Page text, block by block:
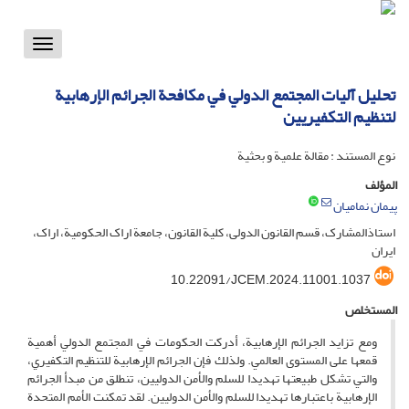
Toggle
تحليل آليات المجتمع الدولي في مكافحة الجرائم الإرهابية
لتنظيم التکفیریین
نوع المستند : مقالة علمية و بحثية
المؤلف
پیمان نمامیان
استاذالمشارک، قسم القانون الدولی، کلية القانون، جامعة اراک الحکومية، اراک،
ایران
10.22091/JCEM.2024.11001.1037
المستخلص
ومع تزايد الجرائم الإرهابية، أدركت الحكومات في المجتمع الدولي أهمية
قمعها على المستوى العالمي. ولذلك فإن الجرائم الإرهابية للتنظيم التكفيري،
والتي تشكل طبيعتها تهديدا للسلم والأمن الدوليين، تنطلق من مبدأ الجرائم
الإرهابية باعتبارها تهديدا للسلم والأمن الدوليين. لقد تمكنت الأمم المتحدة